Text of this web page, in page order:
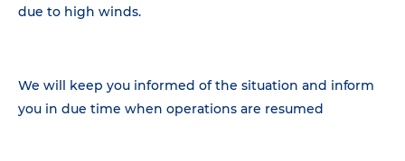
due to high winds.
We will keep you informed of the situation and inform
you in due time when operations are resumed